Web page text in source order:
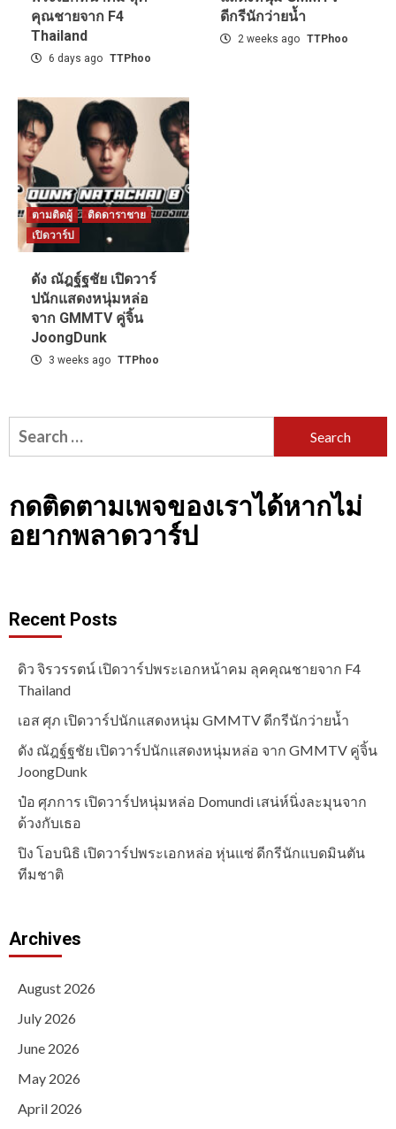
คุณชายจาก F4
Thailand
6 days ago TTPhoo
ดีกรีนักว่ายน้ำ
2 weeks ago TTPhoo
ตามติดผู้
ติดดาราชาย
เปิดวาร์ป
ดัง ณัฎฐ์ฐชัย เปิดวาร์
ปนักแสดงหนุ่มหล่อ
จาก GMMTV คู่จิ้น
JoongDunk
3 weeks ago TTPhoo
Search
for:
กดติดตามเพจของเราได้หากไม่
อยากพลาดวาร์ป
Recent Posts
ดิว จิรวรรตน์ เปิดวาร์ปพระเอกหน้าคม ลุคคุณชายจาก F4
Thailand
เอส ศุภ เปิดวาร์ปนักแสดงหนุ่ม GMMTV ดีกรีนักว่ายน้ำ
ดัง ณัฎฐ์ฐชัย เปิดวาร์ปนักแสดงหนุ่มหล่อ จาก GMMTV คู่จิ้น
JoongDunk
ป๋อ ศุภการ เปิดวาร์ปหนุ่มหล่อ Domundi เสน่ห์นิ่งละมุนจาก
ด้วงกับเธอ
ปิง โอบนิธิ เปิดวาร์ปพระเอกหล่อ หุ่นแซ่ ดีกรีนักแบดมินตัน
ทีมชาติ
Archives
August 2026
July 2026
June 2026
May 2026
April 2026